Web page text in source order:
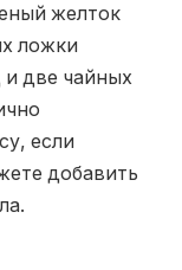
желток
ложки
и две чайных
если
добавить